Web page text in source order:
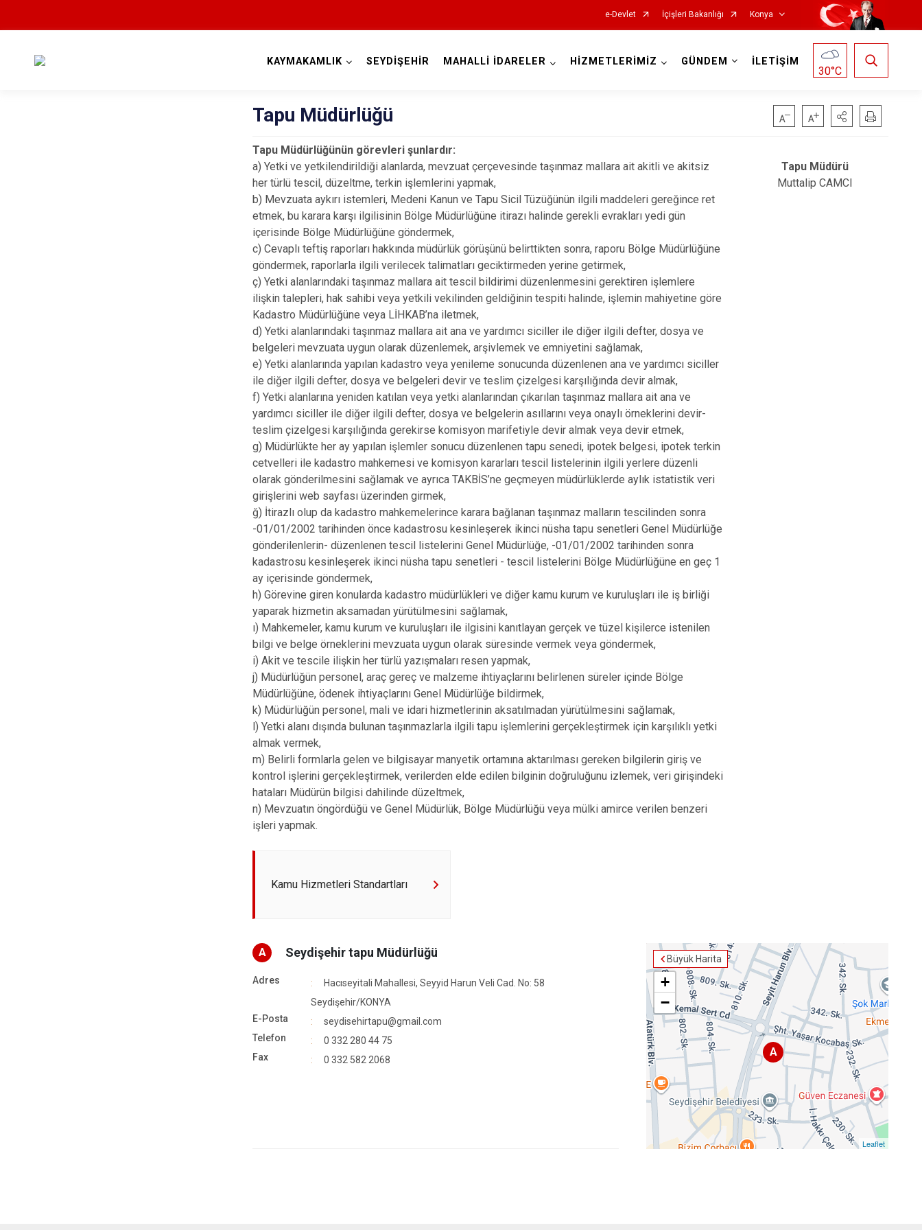
e-Devlet İçişleri Bakanlığı Konya
Ahırlı
Akören
Akşehir
Beyşehir
Bozkır
Cihanbeyli
Çumra
Derbent
Derebucak
Doğanhisar
Emirgazi
Ereğli
Halkapınar
Ilgın
Karapınar
Karatay
Kulu
KAYMAKAMLIK SEYDİŞEHİR MAHALLİ İDARELER HİZMETLERİMİZ GÜNDEM İLETİŞİM
30°C
Tapu Müdürlüğü
Tapu Müdürlüğünün görevleri şunlardır:
a) Yetki ve yetkilendirildiği alanlarda, mevzuat çerçevesinde taşınmaz mallara ait akitli ve akitsiz
her türlü tescil, düzeltme, terkin işlemlerini yapmak,
b) Mevzuata aykırı istemleri, Medeni Kanun ve Tapu Sicil Tüzüğünün ilgili maddeleri gereğince ret
etmek, bu karara karşı ilgilisinin Bölge Müdürlüğüne itirazı halinde gerekli evrakları yedi gün
içerisinde Bölge Müdürlüğüne göndermek,
c) Cevaplı teftiş raporları hakkında müdürlük görüşünü belirttikten sonra, raporu Bölge Müdürlüğüne
göndermek, raporlarla ilgili verilecek talimatları geciktirmeden yerine getirmek,
ç) Yetki alanlarındaki taşınmaz mallara ait tescil bildirimi düzenlenmesini gerektiren işlemlere
ilişkin talepleri, hak sahibi veya yetkili vekilinden geldiğinin tespiti halinde, işlemin mahiyetine göre
Kadastro Müdürlüğüne veya LİHKAB’na iletmek,
d) Yetki alanlarındaki taşınmaz mallara ait ana ve yardımcı siciller ile diğer ilgili defter, dosya ve
belgeleri mevzuata uygun olarak düzenlemek, arşivlemek ve emniyetini sağlamak,
e) Yetki alanlarında yapılan kadastro veya yenileme sonucunda düzenlenen ana ve yardımcı siciller
ile diğer ilgili defter, dosya ve belgeleri devir ve teslim çizelgesi karşılığında devir almak,
f) Yetki alanlarına yeniden katılan veya yetki alanlarından çıkarılan taşınmaz mallara ait ana ve
yardımcı siciller ile diğer ilgili defter, dosya ve belgelerin asıllarını veya onaylı örneklerini devir-
teslim çizelgesi karşılığında gerekirse komisyon marifetiyle devir almak veya devir etmek,
g) Müdürlükte her ay yapılan işlemler sonucu düzenlenen tapu senedi, ipotek belgesi, ipotek terkin
cetvelleri ile kadastro mahkemesi ve komisyon kararları tescil listelerinin ilgili yerlere düzenli
olarak gönderilmesini sağlamak ve ayrıca TAKBİS’ne geçmeyen müdürlüklerde aylık istatistik veri
girişlerini web sayfası üzerinden girmek,
ğ) İtirazlı olup da kadastro mahkemelerince karara bağlanan taşınmaz malların tescilinden sonra
-01/01/2002 tarihinden önce kadastrosu kesinleşerek ikinci nüsha tapu senetleri Genel Müdürlüğe
gönderilenlerin- düzenlenen tescil listelerini Genel Müdürlüğe, -01/01/2002 tarihinden sonra
kadastrosu kesinleşerek ikinci nüsha tapu senetleri - tescil listelerini Bölge Müdürlüğüne en geç 1
ay içerisinde göndermek,
h) Görevine giren konularda kadastro müdürlükleri ve diğer kamu kurum ve kuruluşları ile iş birliği
yaparak hizmetin aksamadan yürütülmesini sağlamak,
ı) Mahkemeler, kamu kurum ve kuruluşları ile ilgisini kanıtlayan gerçek ve tüzel kişilerce istenilen
bilgi ve belge örneklerini mevzuata uygun olarak süresinde vermek veya göndermek,
i) Akit ve tescile ilişkin her türlü yazışmaları resen yapmak,
j) Müdürlüğün personel, araç gereç ve malzeme ihtiyaçlarını belirlenen süreler içinde Bölge
Müdürlüğüne, ödenek ihtiyaçlarını Genel Müdürlüğe bildirmek,
k) Müdürlüğün personel, mali ve idari hizmetlerinin aksatılmadan yürütülmesini sağlamak,
l) Yetki alanı dışında bulunan taşınmazlarla ilgili tapu işlemlerini gerçekleştirmek için karşılıklı yetki
almak vermek,
m) Belirli formlarla gelen ve bilgisayar manyetik ortamına aktarılması gereken bilgilerin giriş ve
kontrol işlerini gerçekleştirmek, verilerden elde edilen bilginin doğruluğunu izlemek, veri girişindeki
hataları Müdürün bilgisi dahilinde düzeltmek,
n) Mevzuatın öngördüğü ve Genel Müdürlük, Bölge Müdürlüğü veya mülki amirce verilen benzeri
işleri yapmak.
Tapu Müdürü
Muttalip CAMCI
Kamu Hizmetleri Standartları
Büyük Harita
A
+
−
Leaflet
A Seydişehir tapu Müdürlüğü
Adres
Hacıseyitali Mahallesi, Seyyid Harun Veli Cad. No: 58
Seydişehir/KONYA
E-Posta
seydisehirtapu@gmail.com
Telefon
0 332 280 44 75
Fax
0 332 582 2068